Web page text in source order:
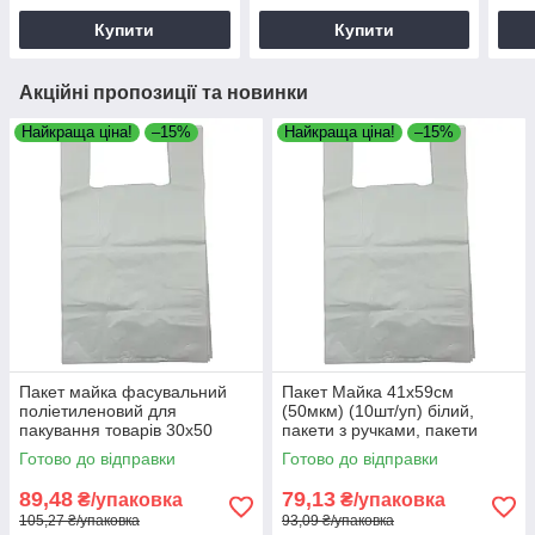
Купити Купити
Акційні пропозиції та новинки
Найкраща ціна! –15%
Пакет майка фасувальний
поліетиленовий для
пакування товарів 30х50
(50мкм) (10шт/уп) білий
Готово до відправки
89,48 ₴/упаковка
105,27 ₴/упаковка
Найкраща ціна! –15%
Пакет Майка 41х59см
(50мкм) (10шт/уп) білий,
пакети з ручками, пакети
майки
Готово до відправки
79,13 ₴/упаковка
93,09 ₴/упаковка